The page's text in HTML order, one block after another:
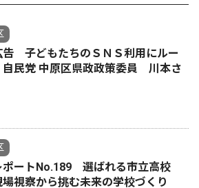
告 子どもたちのＳＮＳ利用にルー
民党 中原区県政政策委員 川本さ
ポートNo.189 選ばれる市立高校
場視察から挑む未来の学校づくり